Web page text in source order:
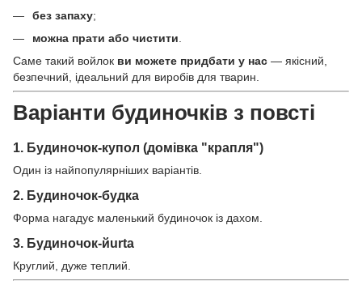
без запаху;
можна прати або чистити
Саме такий войлок ви можете придбати у нас — якісний,
безпечний, ідеальний для виробів для тварин.
Варіанти будиночків з повсті
1. Будиночок-купол (домівка "крапля")
Один із найпопулярніших варіантів.
2. Будиночок-будка
Форма нагадує маленький будиночок із дахом.
3. Будиночок-йurtа
Круглий, дуже теплий.